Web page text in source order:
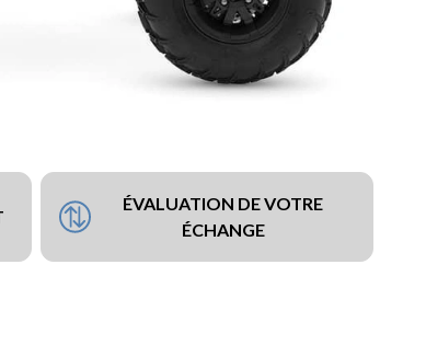
ÉVALUATION DE VOTRE
ÉCHANGE